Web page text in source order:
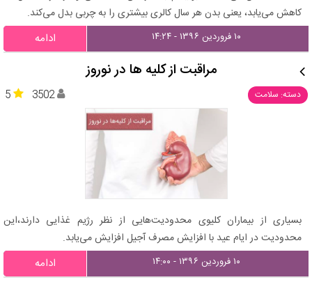
کاهش می‌یابد، یعنی بدن هر سال کالری بیشتری را به چربی بدل می‌کند.
۱۰ فروردین ۱۳۹۶ - ۱۴:۲۴ ادامه
مراقبت از کلیه‌ ها در نوروز
دسته: سلامت 5 3502
بسیاری از بیماران کلیوی محدودیت‌هایی از نظر رژیم غذایی دارند،این
محدودیت در ایام عید با افزایش مصرف آجیل‌ افزایش می‌یابد.
۱۰ فروردین ۱۳۹۶ - ۱۴:۰۰ ادامه